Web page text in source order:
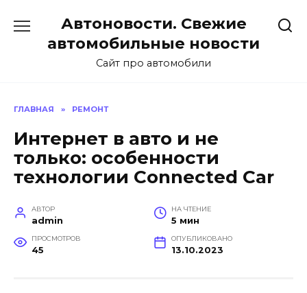
содержанию
Автоновости. Свежие
автомобильные новости
Сайт про автомобили
ГЛАВНАЯ » РЕМОНТ
Интернет в авто и не
только: особенности
технологии Connected Car
АВТОР
admin
НА ЧТЕНИЕ
5 мин
ПРОСМОТРОВ
45
ОПУБЛИКОВАНО
13.10.2023